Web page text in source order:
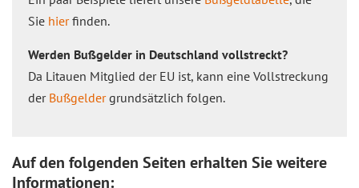
Sie hierfinden.
Werden Bußgelder in Deutschland vollstreckt?
Da Litauen Mitglied der EU ist, kann eine Vollstreckung
der Bußgeldergrundsätzlich folgen.
Auf den folgenden Seiten erhalten Sie weitere
Informationen: